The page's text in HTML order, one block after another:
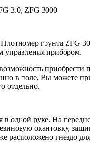
3.0, ZFG 3000
грунта ZFG
управления прибором.
приобрести
в поле, Вы можете
отдельно.
одной руке. На
окантовку,
расположено гнездо